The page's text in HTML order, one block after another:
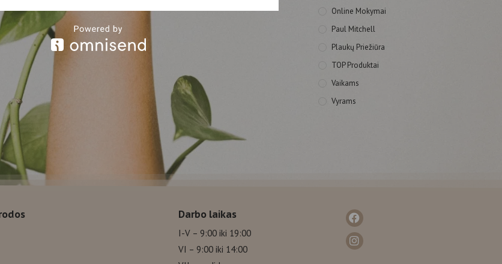
Online Mokymai
Paul Mitchell
Plaukų Priežiūra
TOP Produktai
Vaikams
Vyrams
Darbo laikas
I-V – 9:00 iki 19:00
VI – 9:00 iki 14:00